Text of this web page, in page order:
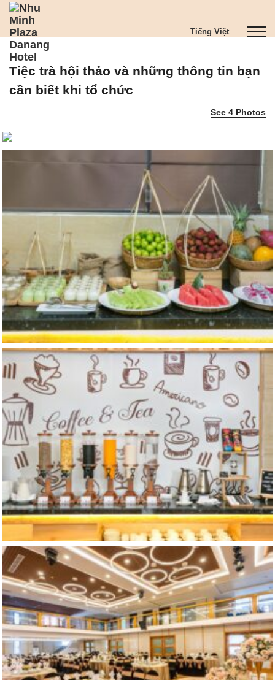
c
n
Tiếng Việt
T
g
n
i
g
t
i
o
n
Tiệc trà hội thảo và những thông tin bạn
cần biết khi tổ chức
See 4 Photos